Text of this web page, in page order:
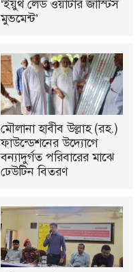
‘ইয়ুথ লেড ওয়াটার জাস্টিস
মুভমেন্ট’
মৌলানা হাবীব উল্লাহ (রহ.)
ফাউন্ডেশনের উদ্যোগে
বন্যাদুর্গত পরিবারের মাঝে
ঢেউটিন বিতরণ